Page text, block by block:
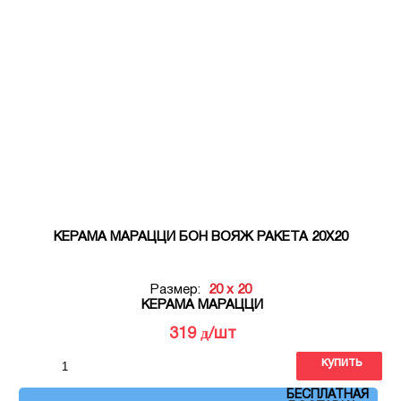
КЕРАМА МАРАЦЦИ БОН ВОЯЖ РАКЕТА 20Х20
Размер:
20 x 20
КЕРАМА МАРАЦЦИ
319 д/шт
БЕСПЛАТНАЯ
купить